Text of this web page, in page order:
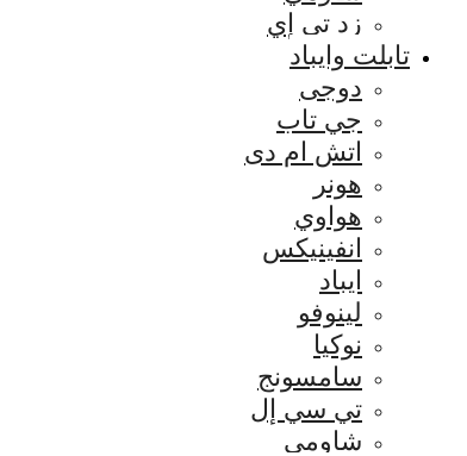
زد تي إي
تابلت وايباد
دوجى
جي تاب
اتش ام دى
هونر
هواوي
انفينيكس
ايباد
لينوفو
نوكيا
سامسونج
تي سي إل
شاومي